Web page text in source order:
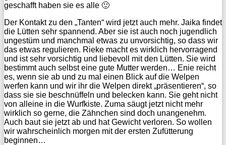
geschafft haben sie es alle 🙂
Der Kontakt zu den „Tanten“ wird jetzt auch mehr. Jaika findet
die Lütten sehr spannend. Aber sie ist auch noch jugendlich
ungestüm und manchmal etwas zu unvorsichtig, so dass wir
das etwas regulieren. Rieke macht es wirklich hervorragend
und ist sehr vorsichtig und liebevoll mit den Lütten. Sie wird
bestimmt auch selbst eine gute Mutter werden… Enie reicht
es, wenn sie ab und zu mal einen Blick auf die Welpen
werfen kann und wir ihr die Welpen direkt „präsentieren“, so
dass sie sie beschnüffeln und belecken kann. Sie geht nicht
von alleine in die Wurfkiste. Zuma säugt jetzt nicht mehr
wirklich so gerne, die Zähnchen sind doch unangenehm.
Auch baut sie jetzt ab und hat Gewicht verloren. So wollen
wir wahrscheinlich morgen mit der ersten Zufütterung
beginnen…